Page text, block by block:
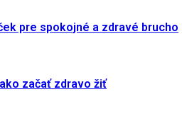
pre spokojné a zdravé brucho
začať zdravo žiť